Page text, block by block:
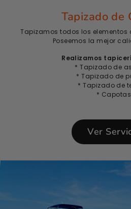
Tapizado de
Tapizamos todos los elementos
Poseemos la mejor
Realizamos
* Tapizado de
* Tapizado de
* Tapizado de
* Capotas
Ver